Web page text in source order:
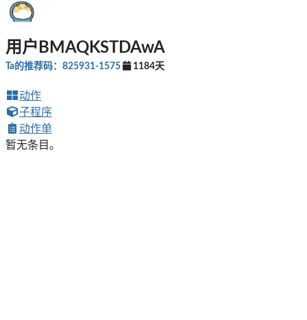
用户BMAQKSTDAwA
Ta的推荐码：825931-1575 1184天
动作
子程序
动作单
暂无条目。